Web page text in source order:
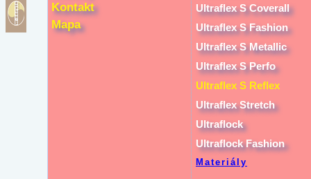
Kontakt
Mapa
Ultraflex S Coverall
Ultraflex S Fashion
Ultraflex S Metallic
Ultraflex S Perfo
Ultraflex S Reflex
Ultraflex Stretch
Ultraflock
Ultraflock Fashion
Materiály